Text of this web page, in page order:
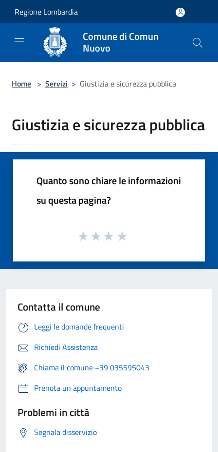
Regione Lombardia
Comune di Comun
Nuovo
Home > Servizi > Giustizia e sicurezza pubblica
Giustizia e sicurezza pubblica
Quanto sono chiare le informazioni
su questa pagina?
Contatta il comune
Leggi le domande frequenti
Richiedi Assistenza
Chiama il comune +39 035595043
Prenota un appuntamento
Problemi in città
Segnala disservizio